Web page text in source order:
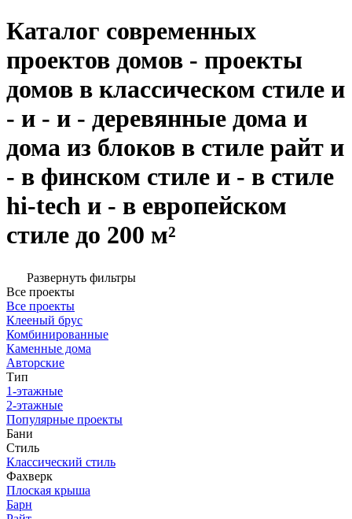
Каталог современных
проектов домов - проекты
домов в классическом стиле и
- и - и - деревянные дома и
дома из блоков в стиле райт и
- в финском стиле и - в стиле
hi-tech и - в европейском
стиле до 200 м²
Развернуть фильтры
Все проекты
Все проекты
Клееный брус
Комбинированные
Каменные дома
Авторские
Тип
1-этажные
2-этажные
Популярные проекты
Бани
Стиль
Классический стиль
Фахверк
Плоская крыша
Барн